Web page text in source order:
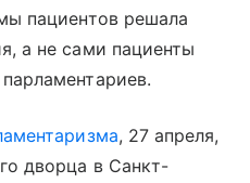
пациентов решала
а не сами пациенты
, 27 апреля,
дворца в Санкт-